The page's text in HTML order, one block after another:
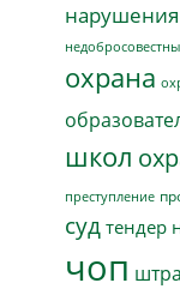
охрана
школ
преступление
суд тендер
чоп